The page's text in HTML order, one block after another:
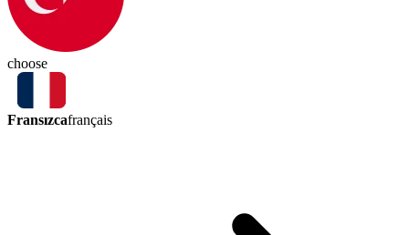
choose
Fransızcafrançais